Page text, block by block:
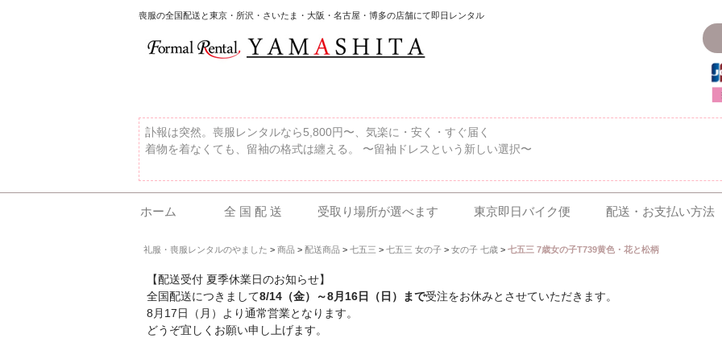
喪服の全国配送と東京・所沢・さいたま・大阪・名古屋・博多の店舗にて即日レンタル
訃報は突然。喪服レンタルなら5,800円〜、気楽に・安く・すぐ届く
着物を着なくても、留袖の格式は纏える。 〜留袖ドレスという新しい選択〜
ホーム 全 国 配 送 受取り場所が選べます 東京即日バイク便 配送・お支払い方法
礼服・喪服レンタルのやました > 商品> 配送商品> 七五三 > 七五三 女の子 > 女の子 七歳> 七五三 7歳女の子T739黄色・花と松柄
【配送受付 夏季休業日のお知らせ】
全国配送につきまして8/14（金）～8月16日（日）まで受注をお休みとさせていただきます。
8月17日（月）より通常営業となります。
どうぞ宜しくお願い申し上げます。